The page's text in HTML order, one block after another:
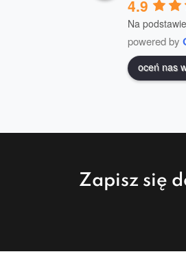
4.9
Na
powered by
oceń nas
Zapisz się